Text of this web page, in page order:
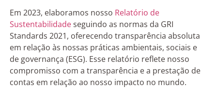
Em 2023, elaboramos nosso Relatório de
Sustentabilidadeseguindo as normas da GRI
Standards 2021, oferecendo transparência absoluta
em relação às nossas práticas ambientais, sociais e
de governança (ESG). Esse relatório reflete nosso
compromisso com a transparência e a prestação de
contas em relação ao nosso impacto no mundo.